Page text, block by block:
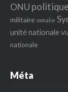
ONU politique
militaire somalie
unité nationale
nationale
Méta